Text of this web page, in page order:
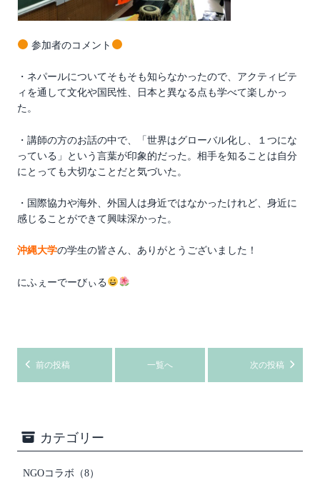
参加者のコメント
・ネパールについてそもそも知らなかったので、アクティビテ
ィを通して文化や国民性、日本と異なる点も学べて楽しかっ
た。
・講師の方のお話の中で、「世界はグローバル化し、１つにな
っている」という言葉が印象的だった。相手を知ることは自分
にとっても大切なことだと気づいた。
・国際協力や海外、外国人は身近ではなかったけれど、身近に
感じることができて興味深かった。
沖縄大学の学生の皆さん、ありがとうございました！
にふぇーでーびぃる
前の投稿 一覧へ 次の投稿
カテゴリー
NGOコラボ （8）